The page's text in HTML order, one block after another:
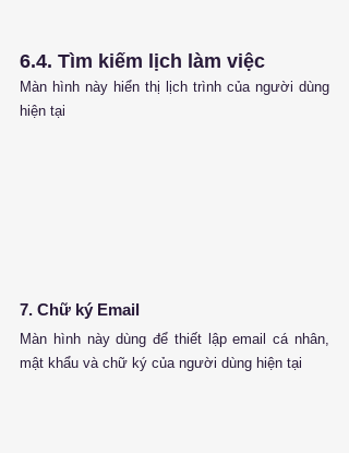
6.4. Tìm kiếm lịch làm việc
Màn hình này hiển thị lịch trình của người dùng
hiện tại
7. Chữ ký Email
Màn hình này dùng để thiết lập email cá nhân,
mật khẩu và chữ ký của người dùng hiện tại